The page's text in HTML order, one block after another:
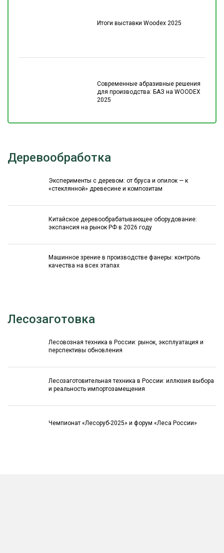
Итоги выставки Woodex 2025
Современные абразивные решения
для производства: БАЗ на WOODEX
2025
Деревообработка
Эксперименты с деревом: от бруса и опилок — к
«стеклянной» древесине и композитам
Китайское деревообрабатывающее оборудование:
экспансия на рынок РФ в 2026 году
Машинное зрение в производстве фанеры: контроль
качества на всех этапах
Лесозаготовка
Лесовозная техника в России: рынок, эксплуатация и
перспективы обновления
Лесозаготовительная техника в России: иллюзия выбора
и реальность импортозамещения
Чемпионат «Лесоруб-2025» и форум «Леса России»